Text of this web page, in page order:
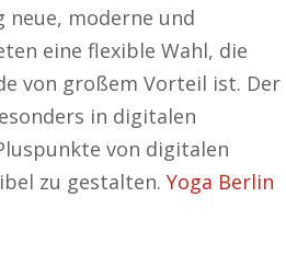
moderne und
eine flexible Wahl, die
von großem Vorteil ist. Der
in digitalen
von digitalen
zu gestalten. Yoga Berlin